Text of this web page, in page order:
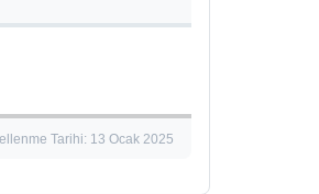
Tarihi: 13 Ocak 2025